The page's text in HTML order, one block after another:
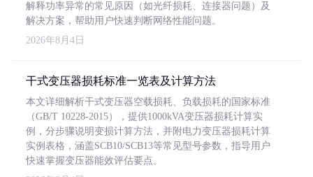
解释功率异常的常见原因（如光纤损耗、连接器问题）及
解决方案，帮助用户快速判断网络性能问题。
2026年8月4日
干式变压器损耗标准一览表及计算方法
本文详细解析干式变压器空载损耗、负载损耗的国家标准
（GB/T 10228-2015），提供1000kVA变压器损耗计算实
例，分步骤说明变损计算方法，并附电力变压器损耗计算
实例表格，涵盖SCB10/SCB13等常见型号参数，指导用户
快速掌握变压器能效评估要点。